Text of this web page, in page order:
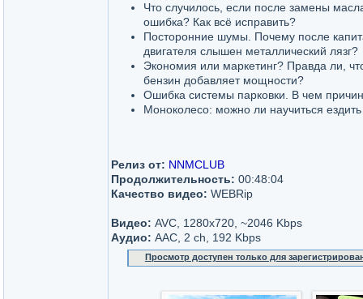
Что случилось, если после замены
ошибка? Как всё исправить?
Посторонние шумы. Почему после
двигателя слышен металлический лязг?
Экономия или маркетинг? Правда ли,
бензин добавляет мощности?
Ошибка системы парковки. В чем
Моноколесо: можно ли научиться
Релиз от: NNMCLUB
Продолжительность: 00:48:04
Качество видео: WEBRip
Видео: AVC, 1280x720, ~2046 Kbps
Аудио: AAC, 2 ch, 192 Kbps
Просмотр доступен только для